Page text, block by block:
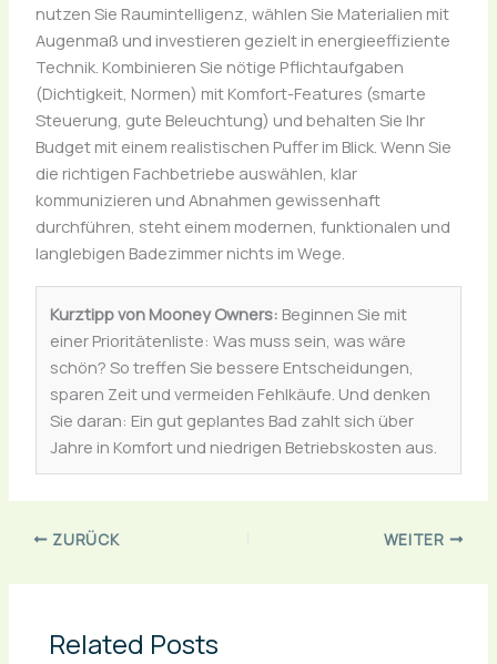
nutzen Sie Raumintelligenz, wählen Sie Materialien mit
Augenmaß und investieren gezielt in energieeffiziente
Technik. Kombinieren Sie nötige Pflichtaufgaben
(Dichtigkeit, Normen) mit Komfort-Features (smarte
Steuerung, gute Beleuchtung) und behalten Sie Ihr
Budget mit einem realistischen Puffer im Blick. Wenn Sie
die richtigen Fachbetriebe auswählen, klar
kommunizieren und Abnahmen gewissenhaft
durchführen, steht einem modernen, funktionalen und
langlebigen Badezimmer nichts im Wege.
Kurztipp von Mooney Owners: Beginnen Sie mit
einer Prioritätenliste: Was muss sein, was wäre
schön? So treffen Sie bessere Entscheidungen,
sparen Zeit und vermeiden Fehlkäufe. Und denken
Sie daran: Ein gut geplantes Bad zahlt sich über
Jahre in Komfort und niedrigen Betriebskosten aus.
ZURÜCK WEITER
Related Posts